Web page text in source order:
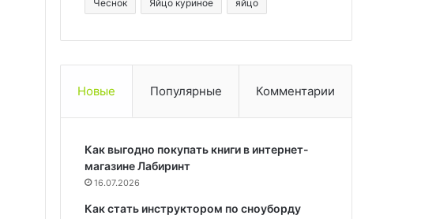
Чеснок Яйцо куриное яйцо
Новые Популярные Комментарии
Как выгодно покупать книги в интернет-
магазине Лабиринт
16.07.2026
Как стать инструктором по сноуборду